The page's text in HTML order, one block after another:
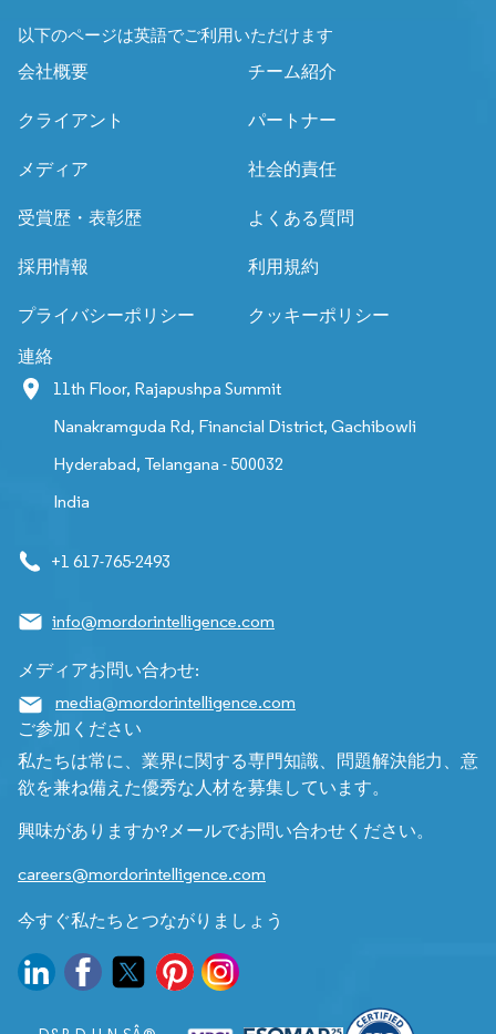
以下のページは英語でご利用いただけます
会社概要
チーム紹介
クライアント パートナー
メディア 社会的責任
受賞歴・表彰歴 よくある質問
採用情報 利用規約
プライバシーポリシー クッキーポリシー
連絡
11th Floor, Rajapushpa Summit
Nanakramguda Rd, Financial District, Gachibowli
Hyderabad, Telangana - 500032
India
+1 617-765-2493
info@mordorintelligence.com
メディアお問い合わせ:
media@mordorintelligence.com
ご参加ください
私たちは常に、業界に関する専門知識、問題解決能力、意
欲を兼ね備えた優秀な人材を募集しています。
興味がありますか?メールでお問い合わせください。
careers@mordorintelligence.com
今すぐ私たちとつながりましょう